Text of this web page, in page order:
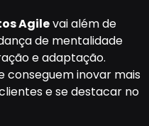
Agilevai além de
de mentalidade
e adaptação.
conseguem inovar mais
e se destacar no